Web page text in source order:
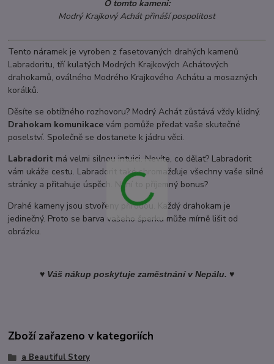
O tomto kameni:
Modrý Krajkový Achát přináší pospolitost
Tento náramek je vyroben z fasetovaných drahých kamenů
Labradoritu, tří kulatých Modrých Krajkových Achátových
drahokamů, oválného Modrého Krajkového Achátu a mosazných
korálků.
Děsíte se obtížného rozhovoru? Modrý Achát zůstává vždy klidný.
Drahokam komunikace vám pomůže předat vaše skutečné
poselství. Společně se dostanete k jádru věci.
Labradorit má velmi silnou intuici. Nevíte, co dělat? Labradorit
vám ukáže cestu. Labradorit také shromažďuje všechny vaše silné
stránky a přitahuje úspěch. Není to příjemný bonus?
Drahé kameny jsou stvořeny přírodou. Každý drahokam je
jedinečný. Proto se barva vašeho šperku může mírně lišit od
obrázku.
♥ Váš nákup poskytuje zaměstnání v Nepálu. ♥
Zboží zařazeno v kategoriích
a Beautiful Story